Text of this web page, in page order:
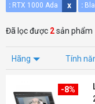
: RTX 1000 Ada x :
Đã lọc được 2sản phẩm
Hãng Tính
-8%